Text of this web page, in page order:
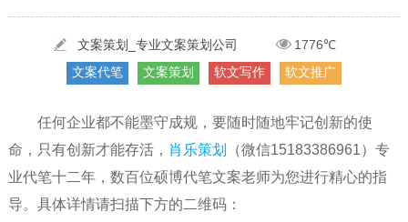
文案策划_专业文案策划公司
1776℃
文案代笔
文案策划 软文写作 软文推广
任何企业都不能墨守成规，要随时随地牢记创新的使
命，只有创新才能存活， 肖乐策划
（微信15183386961）专
业代笔十二年，数百位硕博代笔文案老师为您进行精心的指
导。具体详情请扫描下方的二维码：